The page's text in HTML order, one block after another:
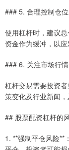
### 5. 合理控制仓位
使用杠杆时，建议
资金作为缓冲，以应
### 6. 关注市场行情
杠杆交易需要投资
策变化及行业新闻，
## 股票配资杠杆的
1. **强制平仓风险**